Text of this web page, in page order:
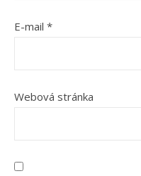
E-mail *
Webová stránka